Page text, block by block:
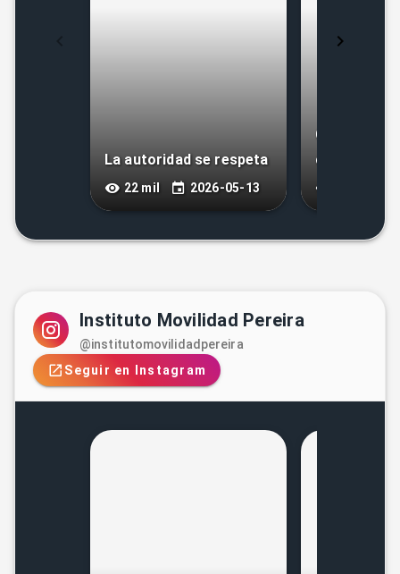
La autoridad se respeta
22 mil 2026-05-13
Continúan
contra el
ilegal en
Instituto Movilidad Pereira
@institutomovilidadpereira
Seguir en Instagram